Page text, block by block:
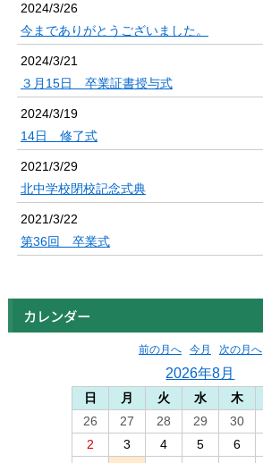
2024/3/26
今までありがとうございました。
2024/3/21
３月15日 卒業証書授与式
2024/3/19
14日 修了式
2021/3/29
北中学校閉校記念式典
2021/3/22
第36回 卒業式
カレンダー
前の月へ 今月 次の月へ
2026年8月
日 月 火 水 木
26
27 28 29 30
2
3 4 5 6